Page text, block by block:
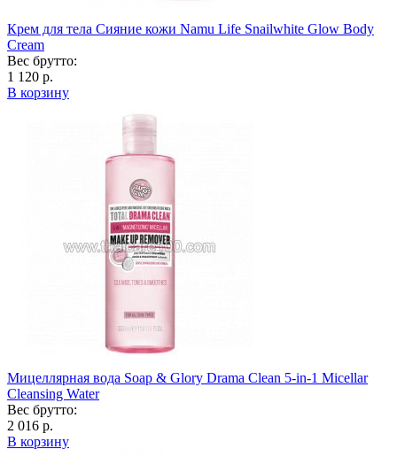
Крем для тела Сияние кожи Namu Life Snailwhite Glow Body
Cream
Вес брутто:
1 120 р.
В корзину
Мицеллярная вода Soap & Glory Drama Clean 5-in-1 Micellar
Cleansing Water
Вес брутто:
2 016 р.
В корзину